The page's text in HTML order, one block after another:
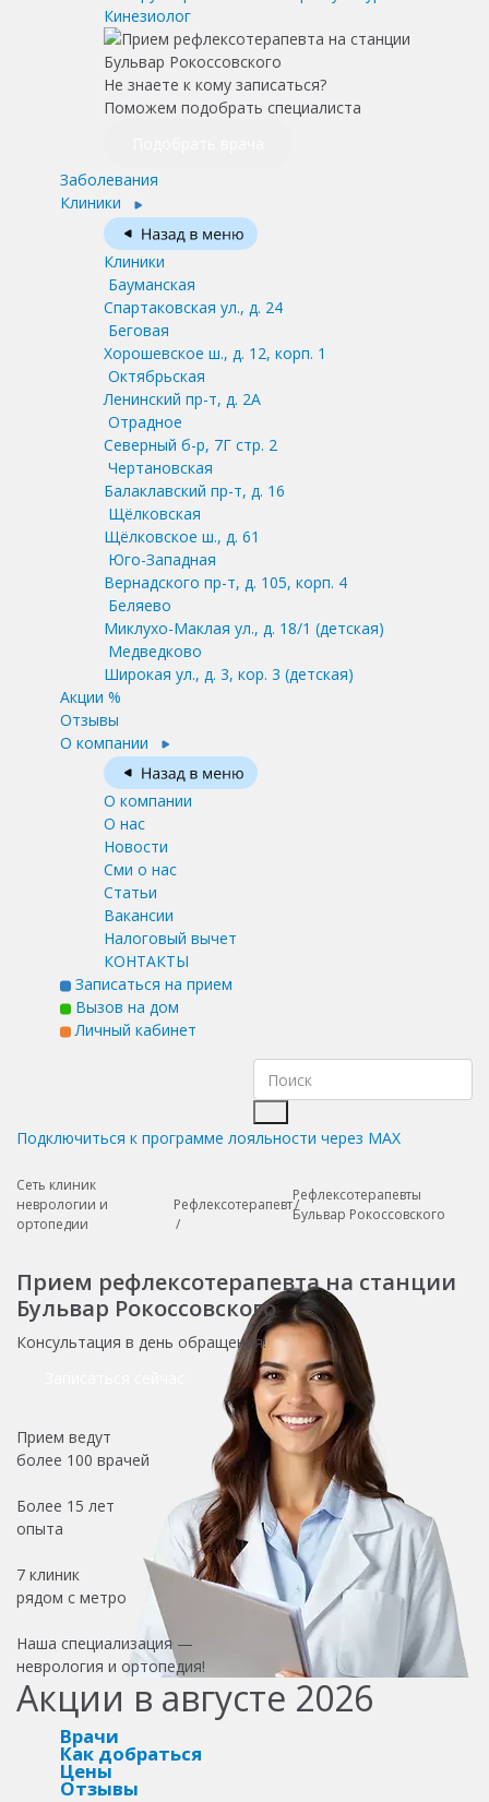
Кинезиолог
Не знаете к кому записаться?
Поможем подобрать специалиста
Заболевания
Клиники
Клиники
Бауманская
Спартаковская ул., д. 24
Беговая
Хорошевское ш., д. 12, корп. 1
Октябрьская
Ленинский пр-т, д. 2А
Отрадное
Северный б-р, 7Г стр. 2
Чертановская
Балаклавский пр-т, д. 16
Щёлковская
Щёлковское ш., д. 61
Юго-Западная
Вернадского пр-т, д. 105, корп. 4
Беляево
Миклухо-Маклая ул., д. 18/1 (детская)
Медведково
Широкая ул., д. 3, кор. 3 (детская)
Акции %
Отзывы
О компании
О компании
О нас
Новости
Сми о нас
Статьи
Вакансии
Налоговый вычет
КОНТАКТЫ
Записаться на прием
Вызов на дом
Личный кабинет
Подключиться к программе лояльности через MAX
Сеть клиник
неврологии и
ортопедии
Рефлексотерапевт
Рефлексотерапевты
Бульвар Рокоссовского
Прием рефлексотерапевта на станции
Бульвар Рокоссовского
Консультация в день обращения!
Прием ведут
более 100 врачей
Более 15 лет
опыта
7 клиник
рядом с метро
Наша специализация —
неврология и ортопедия!
Акции в августе 2026
Врачи
Как добраться
Цены
Отзывы